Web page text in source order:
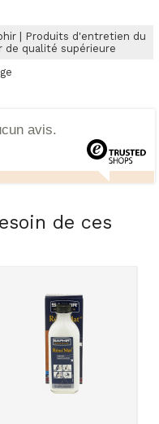
| Produits d'entretien du
de qualité supérieure
avis.
de ces